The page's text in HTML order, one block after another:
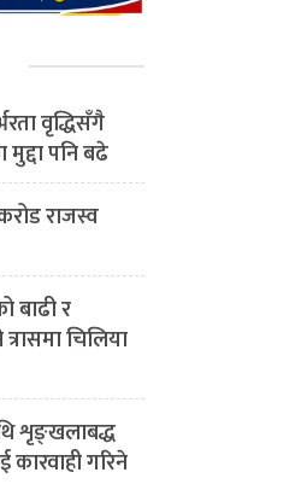
वृद्धिसँगै
पनि बढे
राजस्व
बाढी र
चिलिया
शृङ्खलाबद्ध
गरिने